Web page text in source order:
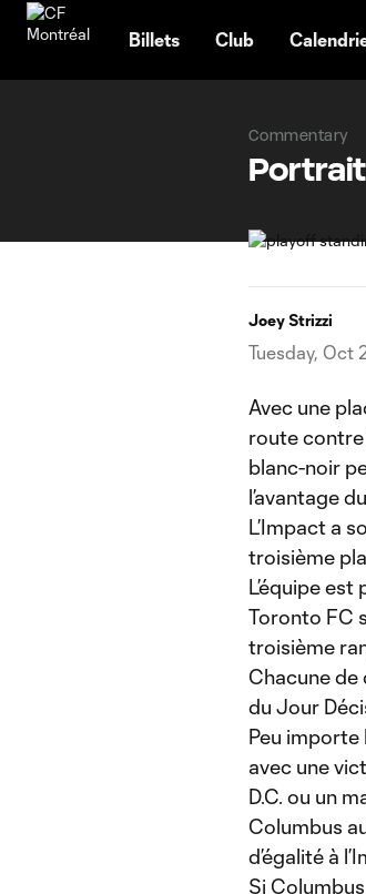
Billets Club
Commentary
Joey Strizzi
Tuesday, Oct
Avec une
route contre
blanc-noir
l’avantage
L’Impact a
troisième
L’équipe
Toronto FC
troisième
Chacune de
du Jour
Peu importe
avec une
D.C. ou un
Columbus
d’égalité à
Si